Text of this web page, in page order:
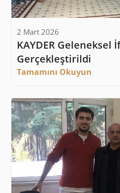
2 Mart 2026
KAYDER Geleneksel
Gerçekleştirildi
Tamamını Okuyun